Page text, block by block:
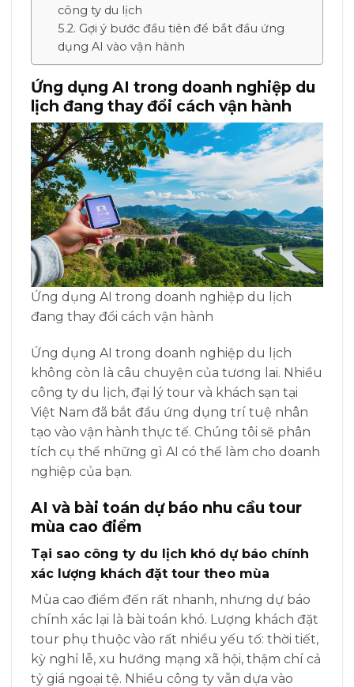
công ty du lịch
Gợi ý bước đầu tiên để bắt đầu ứng
dụng AI vào vận hành
Ứng dụng AI trong doanh nghiệp du
lịch đang thay đổi cách vận hành
Ứng dụng AI trong doanh nghiệp du lịch
đang thay đổi cách vận hành
Ứng dụng AI trong doanh nghiệp du lịch
không còn là câu chuyện của tương lai. Nhiều
công ty du lịch, đại lý tour và khách sạn tại
Việt Nam đã bắt đầu ứng dụng trí tuệ nhân
tạo vào vận hành thực tế. Chúng tôi sẽ phân
tích cụ thể những gì AI có thể làm cho doanh
nghiệp của bạn.
AI và bài toán dự báo nhu cầu tour
mùa cao điểm
Tại sao công ty du lịch khó dự báo chính
xác lượng khách đặt tour theo mùa
Mùa cao điểm đến rất nhanh, nhưng dự báo
chính xác lại là bài toán khó. Lượng khách đặt
tour phụ thuộc vào rất nhiều yếu tố: thời tiết,
kỳ nghỉ lễ, xu hướng mạng xã hội, thậm chí cả
tỷ giá ngoại tệ. Nhiều công ty vẫn dựa vào